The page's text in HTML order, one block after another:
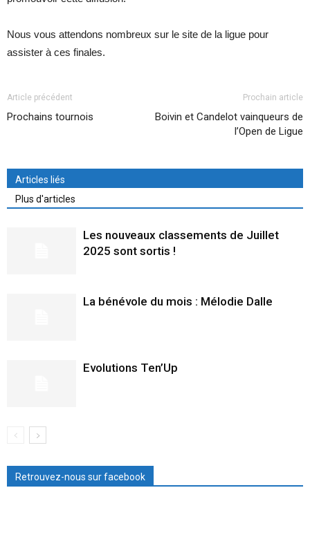
Nous vous attendons nombreux sur le site de la ligue pour
assister à ces finales.
Article précédent
Prochains tournois
Prochain article
Boivin et Candelot vainqueurs de
l’Open de Ligue
Articles liés
Plus d'articles
Les nouveaux classements de Juillet
2025 sont sortis !
La bénévole du mois : Mélodie Dalle
Evolutions Ten’Up
Retrouvez-nous sur facebook